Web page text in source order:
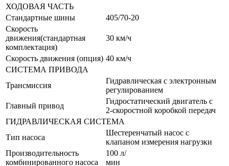
ХОДОВАЯ ЧАСТЬ
Стандартные шины
405/70-20
Скорость
движения(стандартная
комплектация)
30 км/ч
Скорость движения (опция) 40 км/ч
СИСТЕМА ПРИВОДА
Трансмиссия
Гидравлическая с электронным
регулированием
Главный привод
Гидростатический двигатель с
2-скоростной коробкой передач
ГИДРАВЛИЧЕСКАЯ СИСТЕМА
Тип насоса
Шестеренчатый насос с
клапаном измерения нагрузки
Производительность
комбинированного насоса
100 л/
мин